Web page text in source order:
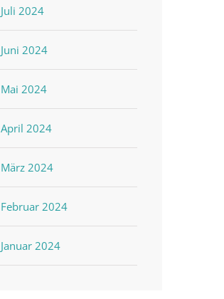
Juli 2024
Juni 2024
Mai 2024
April 2024
März 2024
Februar 2024
Januar 2024